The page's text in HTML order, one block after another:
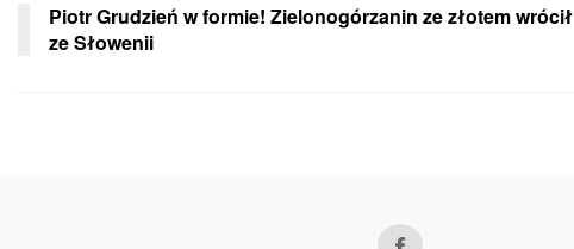
Piotr Grudzień w formie! Zielonogórzanin ze złotem wrócił
ze Słowenii